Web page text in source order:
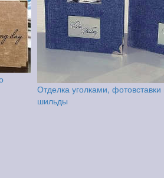
Отделка уголками, фотовставки
шильды